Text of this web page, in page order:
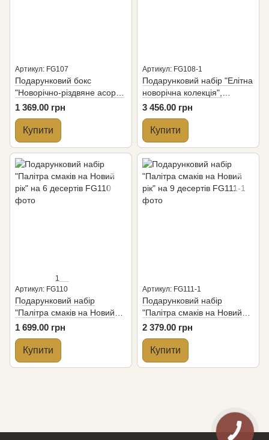
Артикул: FG107
Подарунковий бокс
"Новорічно-різдвяне асорті"
, корисні смаколики до свят
1 369.00 грн
Купити
Артикул: FG108-1
Подарунковий набір "Елітна
новорічна колекція",
презентабельний
подарунок до свята
3 456.00 грн
Купити
1
Артикул: FG110
Подарунковий набір
"Палітра смаків на Новий
рік" на 6 десертів
1 699.00 грн
Купити
Артикул: FG111-1
Подарунковий набір
"Палітра смаків на Новий
рік" на 9 десертів
2 379.00 грн
Купити